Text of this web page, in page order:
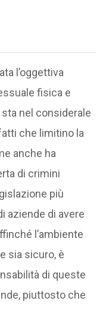
l’oggettiva
fisica e
nel considerale
che limitino la
anche ha
di crimini
più
aziende di avere
l’ambiente
sia sicuro, è
di queste
piuttosto che